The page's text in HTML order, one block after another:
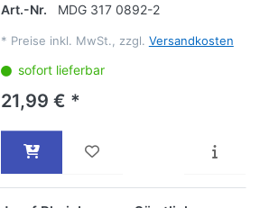
Art.-Nr.
MDG 317 0892-2
* Preise inkl. MwSt., zzgl. Versandkosten
sofort lieferbar
21,99 € *